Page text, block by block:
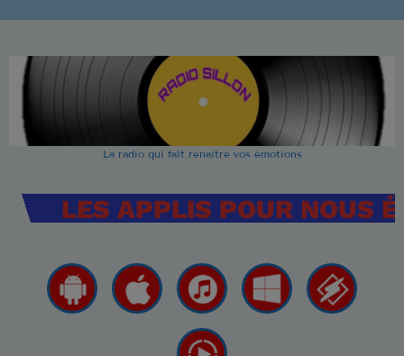
La radio qui fait renaitre vos émotions
LES APPLIS POUR NOUS